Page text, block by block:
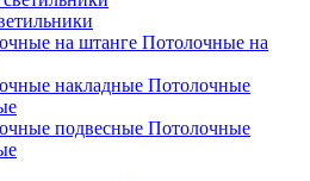
Потолочные на
Потолочные
Потолочные